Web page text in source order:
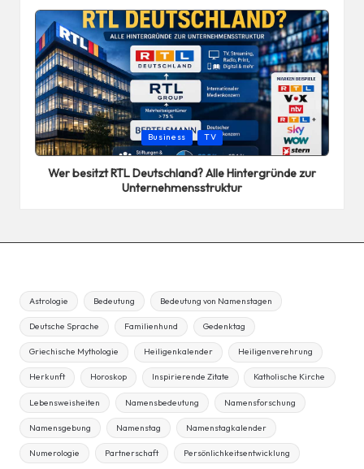
Posted
in
Business TV
Wer besitzt RTL Deutschland? Alle Hintergründe zur
Unternehmensstruktur
Astrologie Bedeutung Bedeutung von Namenstagen
Deutsche Sprache Familienhund Gedenktag
Griechische Mythologie Heiligenkalender Heiligenverehrung
Herkunft Horoskop Inspirierende Zitate Katholische Kirche
Lebensweisheiten Namensbedeutung Namensforschung
Namensgebung Namenstag Namenstagkalender
Numerologie Partnerschaft Persönlichkeitsentwicklung